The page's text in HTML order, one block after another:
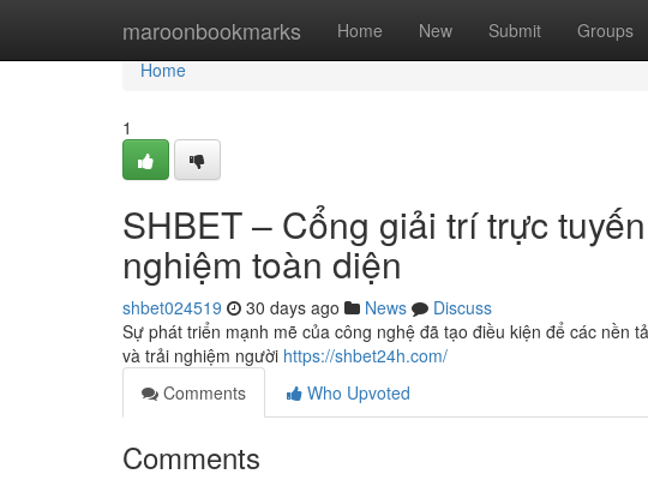
maroonbookmarks Home New Submit Groups
Home
Home
1
SHBET – Cổng giải trí trực
nghiệm toàn diện
shbet024519 30 days ago News
Discuss
Sự phát triển mạnh mẽ của công nghệ đã tạo điều kiện để các nền
và trải nghiệm người https://shbet24h.com/
Comments
Who Upvoted
Comments